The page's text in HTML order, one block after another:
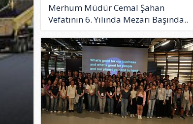
Merhum Müdür Cemal Şahan
Vefatının 6. Yılında Mezarı Başında..